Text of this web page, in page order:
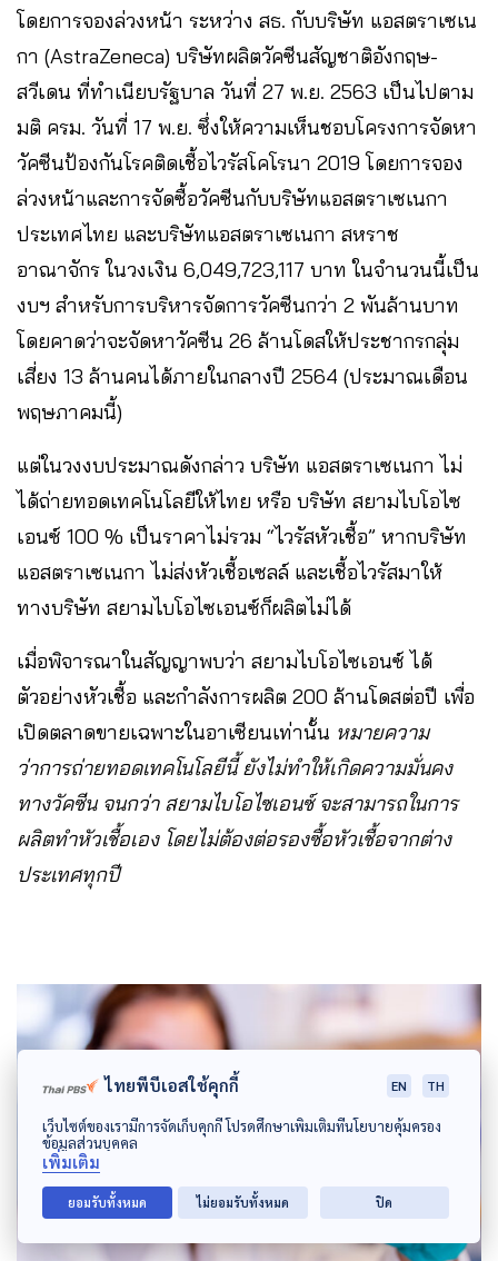
โดยการจองล่วงหน้า ระหว่าง สธ. กับบริษัท แอสตราเซเน
กา (AstraZeneca) บริษัทผลิตวัคซีนสัญชาติอังกฤษ-
สวีเดน ที่ทำเนียบรัฐบาล วันที่ 27 พ.ย. 2563 เป็นไปตาม
มติ ครม. วันที่ 17 พ.ย. ซึ่งให้ความเห็นชอบโครงการจัดหา
วัคซีนป้องกันโรคติดเชื้อไวรัสโคโรนา 2019 โดยการจอง
ล่วงหน้าและการจัดซื้อวัคซีนกับบริษัทแอสตราเซเนกา
ประเทศไทย และบริษัทแอสตราเซเนกา สหราช
อาณาจักร ในวงเงิน 6,049,723,117 บาท ในจำนวนนี้เป็น
งบฯ สำหรับการบริหารจัดการวัคซีนกว่า 2 พันล้านบาท
โดยคาดว่าจะจัดหาวัคซีน 26 ล้านโดสให้ประชากรกลุ่ม
เสี่ยง 13 ล้านคนได้ภายในกลางปี 2564 (ประมาณเดือน
พฤษภาคมนี้)
แต่ในวงงบประมาณดังกล่าว บริษัท แอสตราเซเนกา ไม่
ได้ถ่ายทอดเทคโนโลยีให้ไทย หรือ บริษัท สยามไบโอไซ
เอนซ์ 100 % เป็นราคาไม่รวม “ไวรัสหัวเชื้อ” หากบริษัท
แอสตราเซเนกา ไม่ส่งหัวเชื้อเซลล์ และเชื้อไวรัสมาให้
ทางบริษัท สยามไบโอไซเอนซ์ก็ผลิตไม่ได้
เมื่อพิจารณาในสัญญาพบว่า สยามไบโอไซเอนซ์ ได้
ตัวอย่างหัวเชื้อ และกำลังการผลิต 200 ล้านโดสต่อปี เพื่อ
เปิดตลาดขายเฉพาะในอาเซียนเท่านั้น หมายความ
ว่าการถ่ายทอดเทคโนโลยีนี้ ยังไม่ทำให้เกิดความมั่นคง
ทางวัคซีน จนกว่า สยามไบโอไซเอนซ์ จะสามารถในการ
ผลิตทำหัวเชื้อเอง โดยไม่ต้องต่อรองซื้อหัวเชื้อจากต่าง
ประเทศทุกปี
ไทยพีบีเอสใช้คุกกี้ EN TH
เว็บไซต์ของเรามีการจัดเก็บคุกกี้ โปรดศึกษาเพิ่มเติมที่นโยบายคุ้มครอง
ข้อมูลส่วนบุคคล
เพิ่มเติม
ยอมรับทั้งหมด ไม่ยอมรับทั้งหมด ปิด